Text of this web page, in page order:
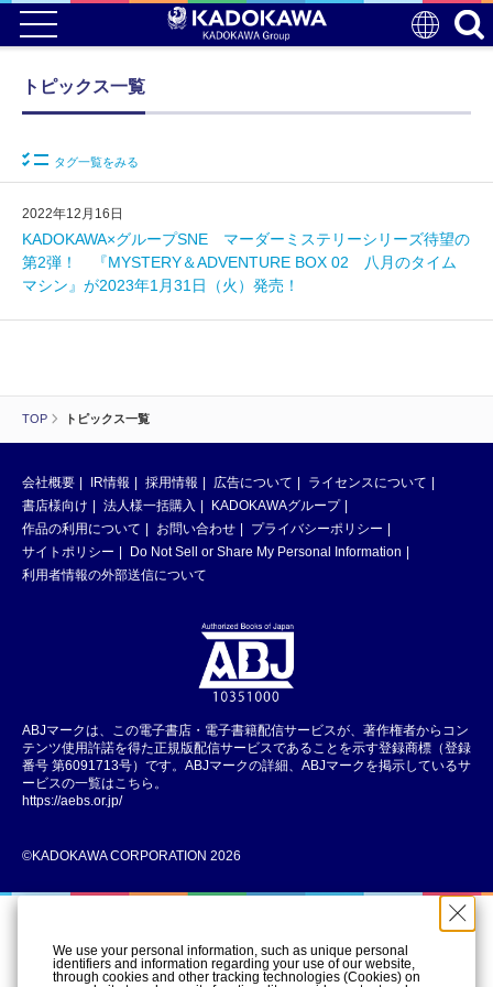
TOP トピックス一覧
トピックス一覧
タグ一覧をみる
2022年12月16日
KADOKAWA×グループSNE マーダーミステリーシリーズ待望の
第2弾！ 『MYSTERY＆ADVENTURE BOX 02 八月のタイム
マシン』が2023年1月31日（火）発売！
会社概要 IR情報 採用情報 広告について
ライセンスについて
書店様向け
法人様一括購入
KADOKAWAグループ
作品の利用について
お問い合わせ
プライバシーポリシー
サイトポリシー
Do Not Sell or Share My Personal Information
利用者情報の外部送信について
ABJマークは、この電子書店・電子書籍配信サービスが、著作権者からコン
テンツ使用許諾を得た正規版配信サービスであることを示す登録商標（登録
番号 第6091713号）です。ABJマークの詳細、ABJマークを掲示しているサ
ービスの一覧はこちら。
https://aebs.or.jp/
©KADOKAWA CORPORATION 2026
We use your personal information, such as unique personal
identifiers and information regarding your use of our website,
through cookies and other tracking technologies (Cookies) on